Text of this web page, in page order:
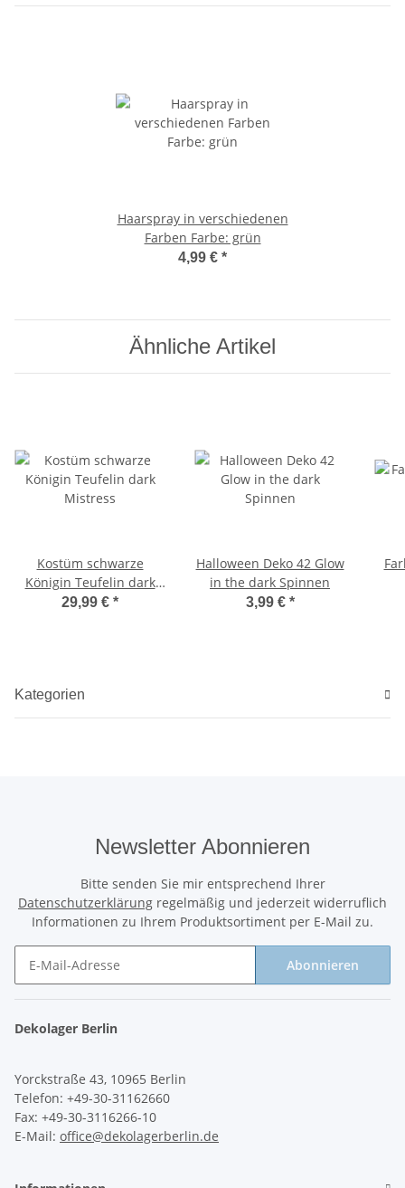
Haarspray in verschiedenen
Farben Farbe: grün
4,99 € *
Ähnliche Artikel
Kostüm schwarze
Königin Teufelin dark
Mistress
29,99 € *
Halloween Deko 42 Glow
in the dark Spinnen
3,99 € *
Kategorien
Newsletter Abonnieren
Bitte senden Sie mir entsprechend Ihrer
Datenschutzerklärung regelmäßig und jederzeit widerruflich
Informationen zu Ihrem Produktsortiment per E-Mail zu.
Abonnieren
Dekolager Berlin
Yorckstraße 43, 10965 Berlin
Telefon: +49-30-31162660
Fax: +49-30-3116266-10
E-Mail: office@dekolagerberlin.de